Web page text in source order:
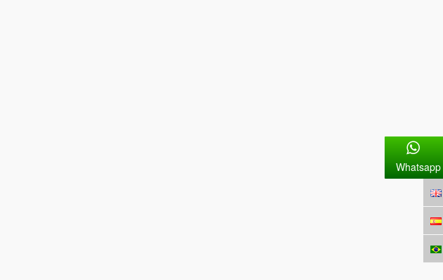
Whatsapp